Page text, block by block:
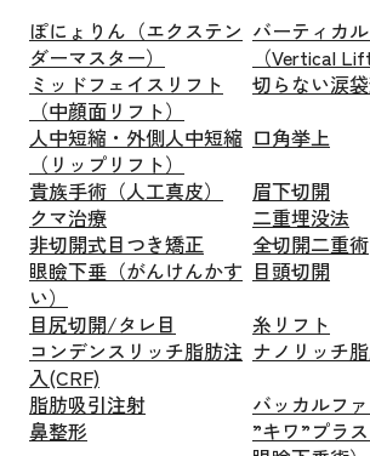
ぽにょりん（エクステン
ダーマスター）
バーティカ
（Vertical Lift
ミッドフェイスリフト
（中顔面リフト）
切らない涙
人中短縮・外側人中短縮
（リップリフト）
口角挙上
貴族手術（人工真皮）
眉下切開
クマ治療
二重埋没法
非切開式目つき矯正
全切開二重術
眼瞼下垂（がんけんかす
い）
目頭切開
目尻切開/タレ目
糸リフト
コンデンスリッチ脂肪注
入(CRF)
ナノリッチ
脂肪吸引注射
バッカルフ
鼻整形
”キワ”プラ